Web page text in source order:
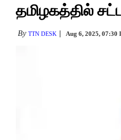
தமிழகத்தில்
By TTN DESK Aug 6, 2025, 07:30